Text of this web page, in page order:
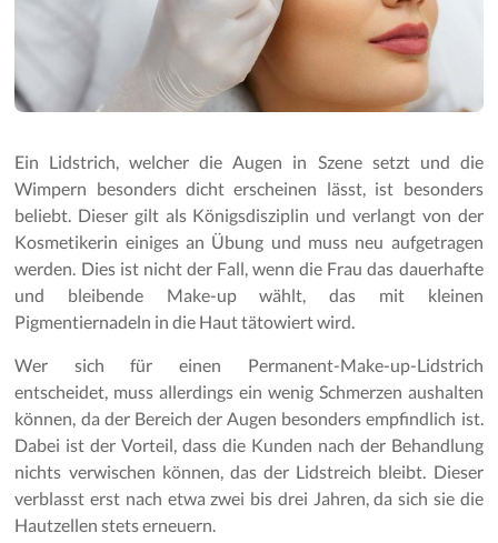
Ein Lidstrich, welcher die Augen in Szene setzt und die
Wimpern besonders dicht erscheinen lässt, ist besonders
beliebt. Dieser gilt als Königsdisziplin und verlangt von der
Kosmetikerin einiges an Übung und muss neu aufgetragen
werden. Dies ist nicht der Fall, wenn die Frau das dauerhafte
und bleibende Make-up wählt, das mit kleinen
Pigmentiernadeln in die Haut tätowiert wird.
Wer sich für einen Permanent-Make-up-Lidstrich
entscheidet, muss allerdings ein wenig Schmerzen aushalten
können, da der Bereich der Augen besonders empfindlich ist.
Dabei ist der Vorteil, dass die Kunden nach der Behandlung
nichts verwischen können, das der Lidstreich bleibt. Dieser
verblasst erst nach etwa zwei bis drei Jahren, da sich sie die
Hautzellen stets erneuern.